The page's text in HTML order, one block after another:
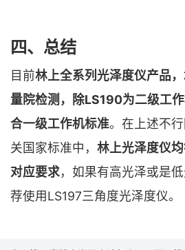
四、总结
目前林上全系列光泽度仪产品
量院检测，除LS190为二级工
合一级工作机标准。在上述不
关国家标准中， 林上光泽度仪
对应要求，如果有高光泽或是
荐使用LS197三角度光泽度仪。